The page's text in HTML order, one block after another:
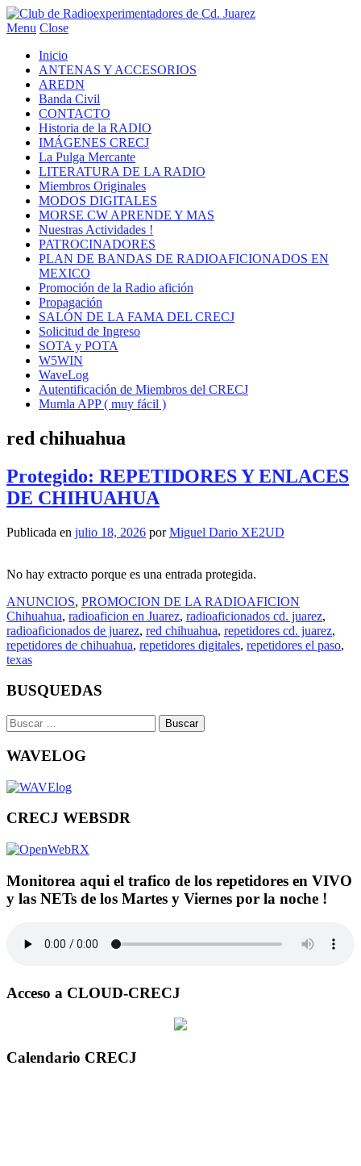
Menu Close
Inicio
ANTENAS Y ACCESORIOS
AREDN
Banda Civil
CONTACTO
Historia de la RADIO
IMÁGENES CRECJ
La Pulga Mercante
LITERATURA DE LA RADIO
Miembros Originales
MODOS DIGITALES
MORSE CW APRENDE Y MAS
Nuestras Actividades !
PATROCINADORES
PLAN DE BANDAS DE RADIOAFICIONADOS EN
MEXICO
Promoción de la Radio afición
Propagación
SALÓN DE LA FAMA DEL CRECJ
Solicitud de Ingreso
SOTA y POTA
W5WIN
WaveLog
Autentificación de Miembros del CRECJ
Mumla APP ( muy fácil )
red chihuahua
Protegido: REPETIDORES Y ENLACES
DE CHIHUAHUA
Publicada en julio 18, 2026 porMiguel Dario XE2UD
No hay extracto porque es una entrada protegida.
ANUNCIOS, PROMOCION DE LA RADIOAFICION
Chihuahua, radioaficion en Juarez, radioaficionados cd. juarez,
radioaficionados de juarez, red chihuahua, repetidores cd. juarez,
repetidores de chihuahua, repetidores digitales, repetidores el paso,
texas
BUSQUEDAS
Buscar:
WAVELOG
CRECJ WEBSDR
Monitorea aqui el trafico de los repetidores en VIVO
y las NETs de los Martes y Viernes por la noche !
Acceso a CLOUD-CRECJ
Calendario CRECJ